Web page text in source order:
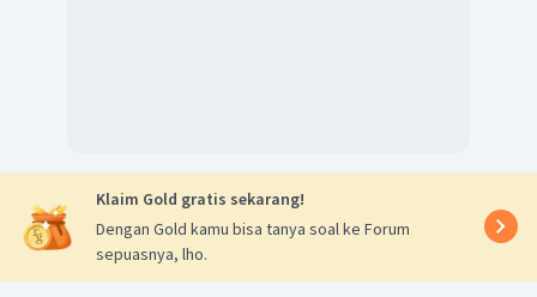
Klaim Gold gratis sekarang!
Dengan Gold kamu bisa tanya soal ke Forum
sepuasnya, lho.